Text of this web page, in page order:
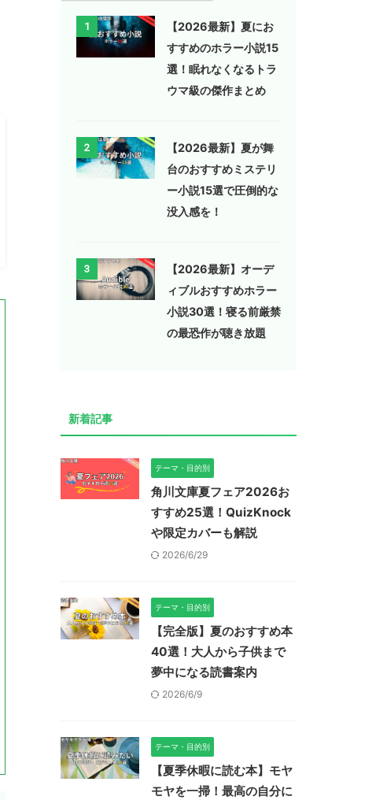
1
【2026最新】夏にお
すすめのホラー小説15
選！眠れなくなるトラ
ウマ級の傑作まとめ
2
【2026最新】夏が舞
台のおすすめミステリ
ー小説15選で圧倒的な
没入感を！
3
【2026最新】オーデ
ィブルおすすめホラー
小説30選！寝る前厳禁
の最恐作が聴き放題
新着記事
テーマ・目的別
角川文庫夏フェア2026お
すすめ25選！QuizKnock
や限定カバーも解説
2026/6/29
テーマ・目的別
【完全版】夏のおすすめ本
40選！大人から子供まで
夢中になる読書案内
2026/6/9
テーマ・目的別
【夏季休暇に読む本】モヤ
モヤを一掃！最高の自分に